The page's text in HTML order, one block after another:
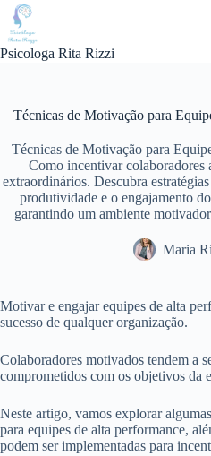
Pular
para
conteúdo
Psicologa Rita Rizzi
Técnicas de Motivação para
Técnicas de Motivação para
Como incentivar colaboradores
extraordinários. Descubra
produtividade e o engajamento
garantindo um ambiente
Maria
Motivar e engajar equipes de alta
sucesso de qualquer organização.
Colaboradores motivados tendem a
comprometidos com os objetivos da
Neste artigo, vamos explorar
para equipes de alta performance,
podem ser implementadas para